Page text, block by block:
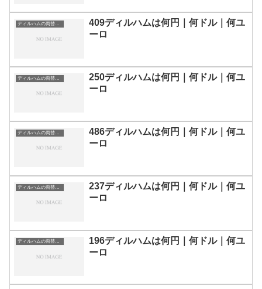
ディルハムの両替目安
409ディルハムは何円｜何ドル｜何ユ
ーロ
ディルハムの両替目安
250ディルハムは何円｜何ドル｜何ユ
ーロ
ディルハムの両替目安
486ディルハムは何円｜何ドル｜何ユ
ーロ
ディルハムの両替目安
237ディルハムは何円｜何ドル｜何ユ
ーロ
ディルハムの両替目安
196ディルハムは何円｜何ドル｜何ユ
ーロ